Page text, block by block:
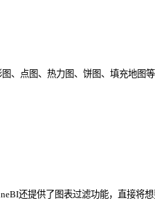
点图、热力图、饼图、填充地图
还提供了图表过滤功能，直接将